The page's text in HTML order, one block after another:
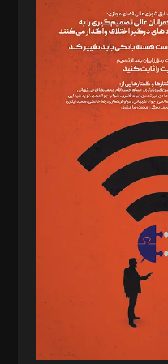
امان‌پور، سروش کرمیان،
فکرانه، فائزه فتحی
زاده